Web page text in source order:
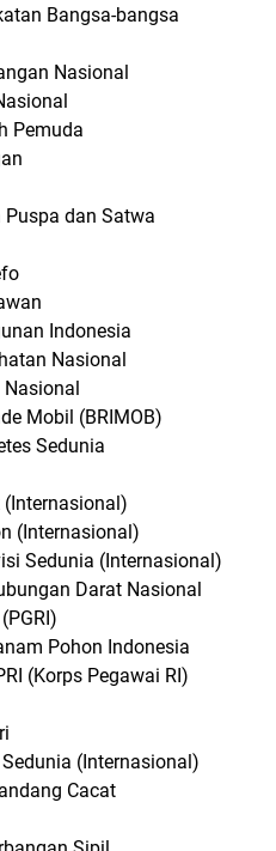
Bangsa-bangsa
Nasional
Pemuda
Puspa dan Satwa
Indonesia
Nasional
Nasional
Mobil (BRIMOB)
Sedunia
(Internasional)
(Internasional)
Sedunia (Internasional)
Darat Nasional
Pohon Indonesia
(Korps Pegawai RI)
(Internasional)
Cacat